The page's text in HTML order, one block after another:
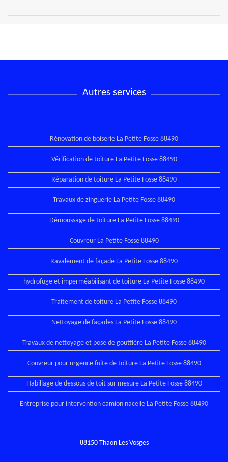
Autres services
Rénovation de boiserie La Petite Fosse 88490
Vérification de toiture La Petite Fosse 88490
Réparation de toiture La Petite Fosse 88490
Travaux de zinguerie La Petite Fosse 88490
Démoussage de toiture La Petite Fosse 88490
Couvreur La Petite Fosse 88490
Ravalement de façade La Petite Fosse 88490
hydrofuge et imperméabilisant de toiture La Petite Fosse 88490
Traitement de toiture La Petite Fosse 88490
Nettoyage de façades La Petite Fosse 88490
Travaux de nettoyage et pose de gouttière La Petite Fosse 88490
Couvreur pour urgence fuite de toiture La Petite Fosse 88490
Habillage de dessous de toit sur mesure La Petite Fosse 88490
Entreprise pour intervention camion nacelle La Petite Fosse 88490
88150 Thaon Les Vosges